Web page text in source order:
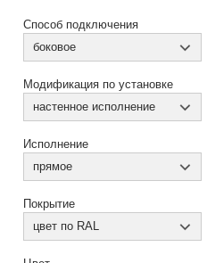
Способ подключения
боковое
Модификация по установке
настенное исполнение
Исполнение
прямое
Покрытие
цвет по RAL